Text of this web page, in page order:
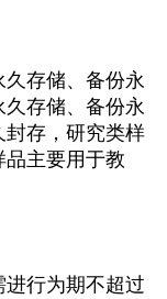
存储、备份永
存储、备份永
封存，研究类样
主要用于教
行为期不超过